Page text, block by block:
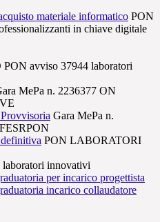
materiale informatico PON
in chiave digitale
PON avviso 37944 laboratori
MePa n. 2236377 ON
Gara MePa n.
PON LABORATORI
innovativi
per incarico progettista
incarico collaudatore